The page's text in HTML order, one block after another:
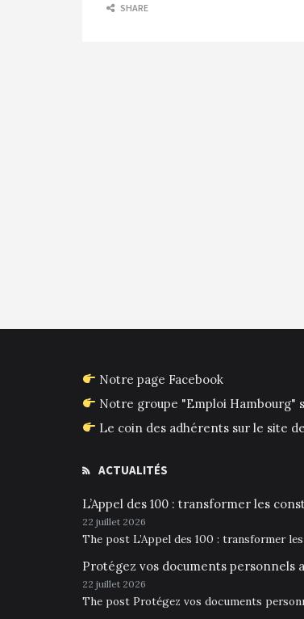
SHARE
Notre page Facebook
Notre groupe "Emploi Hambourg"
Le coin des adhérents sur le site
ACTUALITÉS
L’Appel des 100 : transformer les
22 juillet 2026
The post L’Appel des 100 : transformer
Protégez vos documents personnels
22 juillet 2026
The post Protégez vos documents